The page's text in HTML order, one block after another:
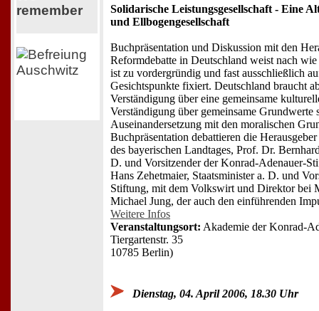
remember
Solidarische Leistungsgesellschaft - Eine
und Ellbogengesellschaft
Buchpräsentation und Diskussion mit den
Reformdebatte in Deutschland weist nach
ist zu vordergründig und fast ausschließlich
Gesichtspunkte fixiert. Deutschland braucht
Verständigung über eine gemeinsame
Verständigung über gemeinsame Grundwerte
Auseinandersetzung mit den moralischen
Buchpräsentation debattieren die
des bayerischen Landtages, Prof. Dr.
D. und Vorsitzender der Konrad-Adenauer-
Hans Zehetmaier, Staatsminister a. D. und
Stiftung, mit dem Volkswirt und Direktor bei
Michael Jung, der auch den einführenden
Weitere Infos
Veranstaltungsort: Akademie der Konrad-
Tiergartenstr. 35
10785 Berlin)
Dienstag, 04. April 2006, 18.30 Uhr